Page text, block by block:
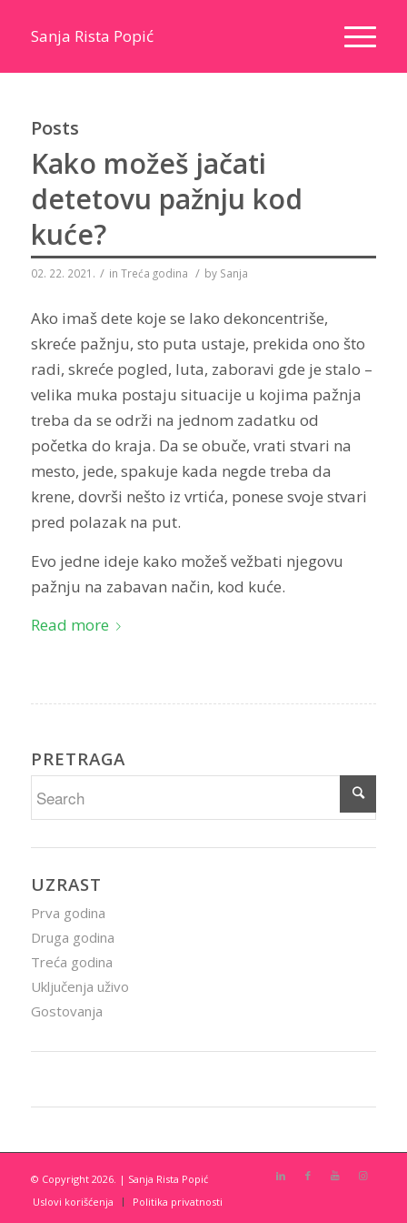
Sanja Rista Popić
Posts
Kako možeš jačati
detetovu pažnju kod
kuće?
02. 22. 2021. / in Treća godina / by Sanja
Ako imaš dete koje se lako dekoncentriše,
skreće pažnju, sto puta ustaje, prekida ono što
radi, skreće pogled, luta, zaboravi gde je stalo –
velika muka postaju situacije u kojima pažnja
treba da se održi na jednom zadatku od
početka do kraja. Da se obuče, vrati stvari na
mesto, jede, spakuje kada negde treba da
krene, dovrši nešto iz vrtića, ponese svoje stvari
pred polazak na put.
Evo jedne ideje kako možeš vežbati njegovu
pažnju na zabavan način, kod kuće.
Read more
PRETRAGA
UZRAST
Prva godina
Druga godina
Treća godina
Uključenja uživo
Gostovanja
© Copyright 2026. | Sanja Rista Popić
Uslovi korišćenja
Politika privatnosti